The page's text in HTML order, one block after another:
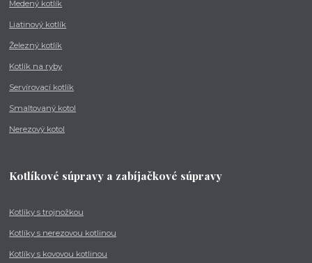
Medený kotlík
Liatinový kotlík
Železný kotlík
Kotlík na ryby
Servírovací kotlík
Smaltovaný kotol
Nerezový kotol
Kotlíkové súpravy a zabíjačkové súpravy
Kotlíky s trojnožkou
Kotlíky s nerezovou kotlinou
Kotlíky s kovovou kotlinou